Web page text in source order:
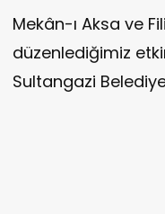
Mekân-ı Aksa ve
düzenlediğimiz
Sultangazi